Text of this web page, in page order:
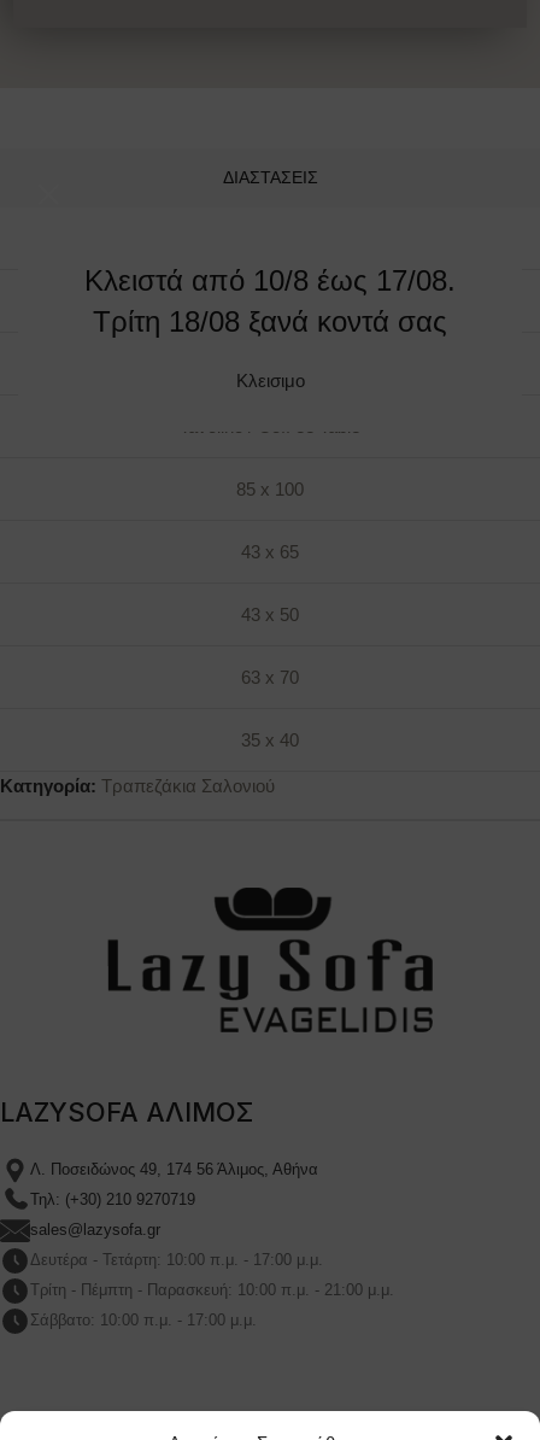
Κλειστά από 10/8 έως 17/08.
Τρίτη 18/08 ξανά κοντά σας
Κλεισιμο
ΔΙΑΣΤΑΣΕΙΣ
85 x 100
43 x 65
43 x 50
63 x 70
35 x 40
Κατηγορία: Τραπεζάκια Σαλονιού
LAZYSOFA ΑΛΙΜΟΣ
Λ. Ποσειδώνος 49, 174 56 Άλιμος, Αθήνα
Τηλ: (+30) 210 9270719
sales@lazysofa.gr
Δευτέρα - Τετάρτη: 10:00 π.μ. - 17:00 μ.μ.
Τρίτη - Πέμπτη - Παρασκευή: 10:00 π.μ. - 21:00 μ.μ.
Σάββατο: 10:00 π.μ. - 17:00 μ.μ.
LAZYSOFA ΜΑΡΟΥΣΙ